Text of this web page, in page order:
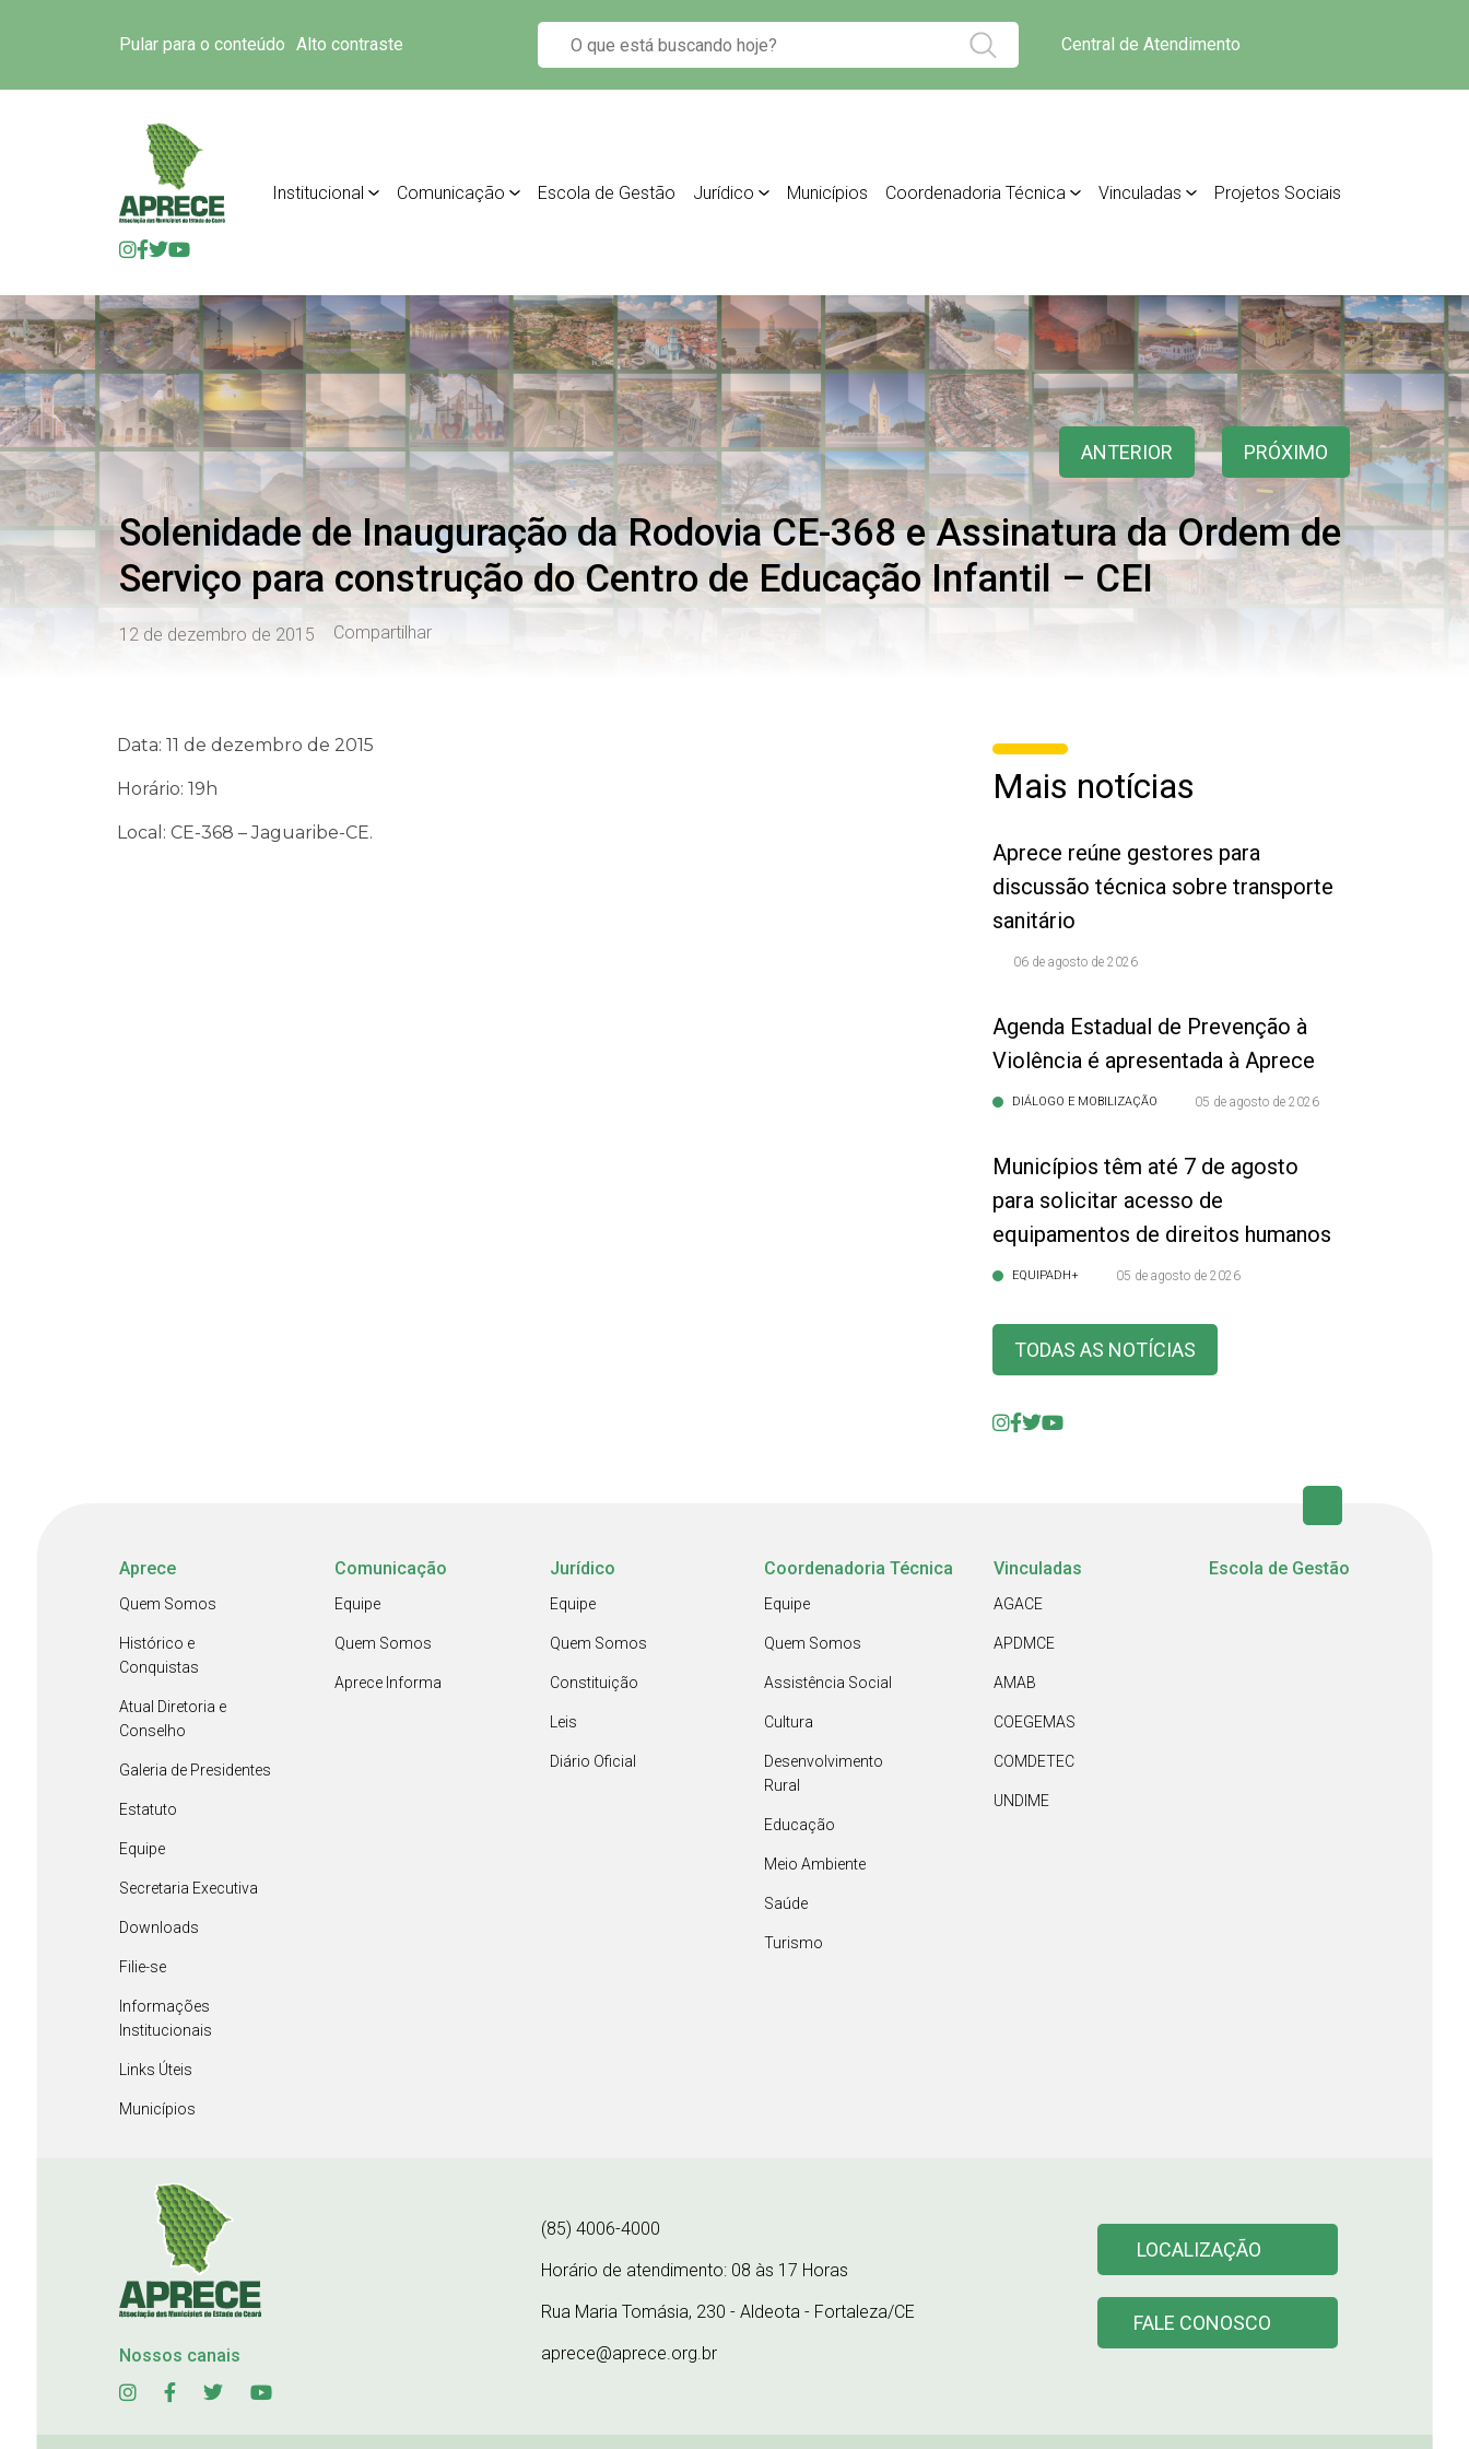
Pular para o conteúdo Alto contraste Central de Atendimento
Institucional Comunicação Escola de Gestão Jurídico Municípios Coordenadoria Técnica Vinculadas Projetos Sociais
ANTERIOR PRÓXIMO
Solenidade de Inauguração da Rodovia CE-368 e Assinatura da Ordem de
Serviço para construção do Centro de Educação Infantil – CEI
12 de dezembro de 2015 Compartilhar
Data: 11 de dezembro de 2015
Horário: 19h
Local: CE-368 – Jaguaribe-CE.
Mais notícias
Aprece reúne gestores para
discussão técnica sobre transporte
sanitário
06 de agosto de 2026
Agenda Estadual de Prevenção à
Violência é apresentada à Aprece
DIÁLOGO E MOBILIZAÇÃO 05 de agosto de 2026
Municípios têm até 7 de agosto
para solicitar acesso de
equipamentos de direitos humanos
EQUIPADH+ 05 de agosto de 2026
TODAS AS NOTÍCIAS
Aprece
Quem Somos
Histórico e
Conquistas
Atual Diretoria e
Conselho
Galeria de Presidentes
Estatuto
Equipe
Secretaria Executiva
Downloads
Filie-se
Informações
Institucionais
Links Úteis
Municípios
Comunicação
Equipe
Quem Somos
Aprece Informa
Jurídico
Equipe
Quem Somos
Constituição
Leis
Diário Oficial
Coordenadoria Técnica
Equipe
Quem Somos
Assistência Social
Cultura
Desenvolvimento
Rural
Educação
Meio Ambiente
Saúde
Turismo
Vinculadas
AGACE
APDMCE
AMAB
COEGEMAS
COMDETEC
UNDIME
Escola de Gestão
Nossos canais
(85) 4006-4000
Horário de atendimento: 08 às 17 Horas
Rua Maria Tomásia, 230 - Aldeota - Fortaleza/CE
aprece@aprece.org.br
LOCALIZAÇÃO
FALE CONOSCO